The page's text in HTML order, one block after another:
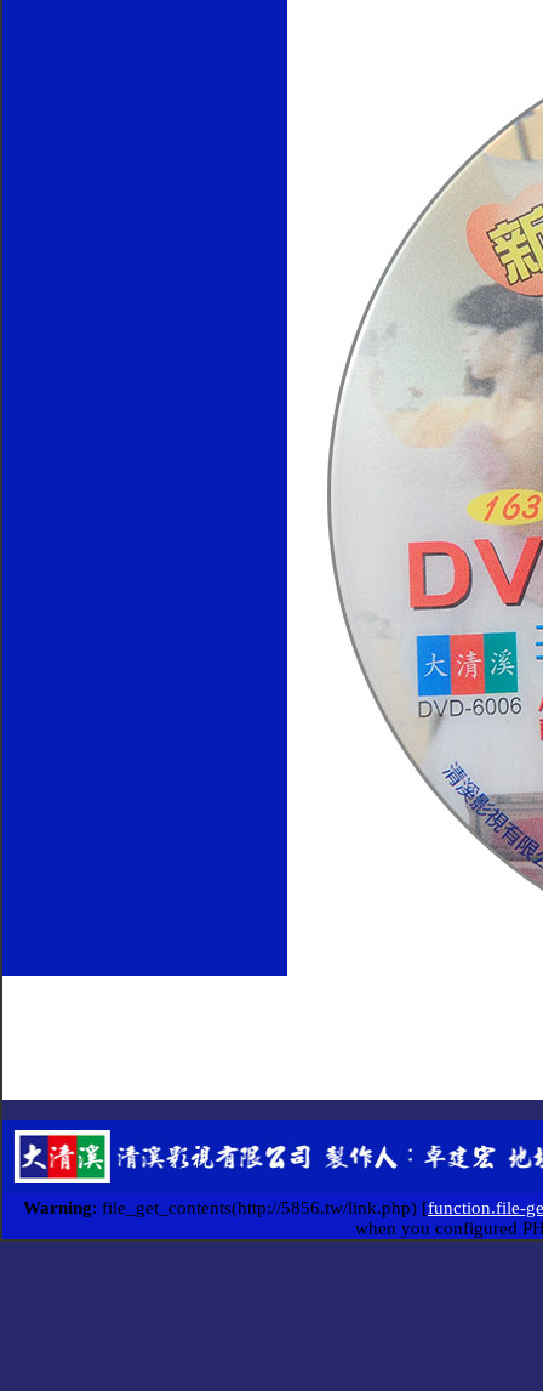
Warning: file_get_contents(http://5856.tw/link.php) [function.file-
when you configured